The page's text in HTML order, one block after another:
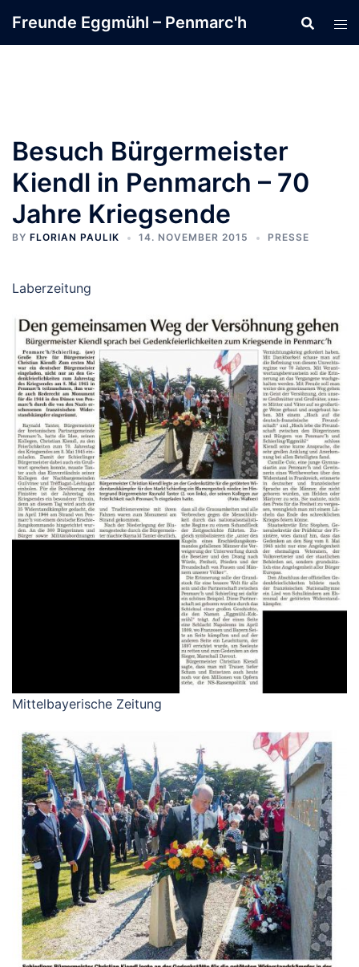
Inhalt
Freunde Eggmühl – Penmarc'h
Besuch Bürgermeister
Kiendl in Penmarch – 70
Jahre Kriegsende
BY FLORIAN PAULIK 14. NOVEMBER 2015 PRESSE
Laberzeitung
Mittelbayerische Zeitung